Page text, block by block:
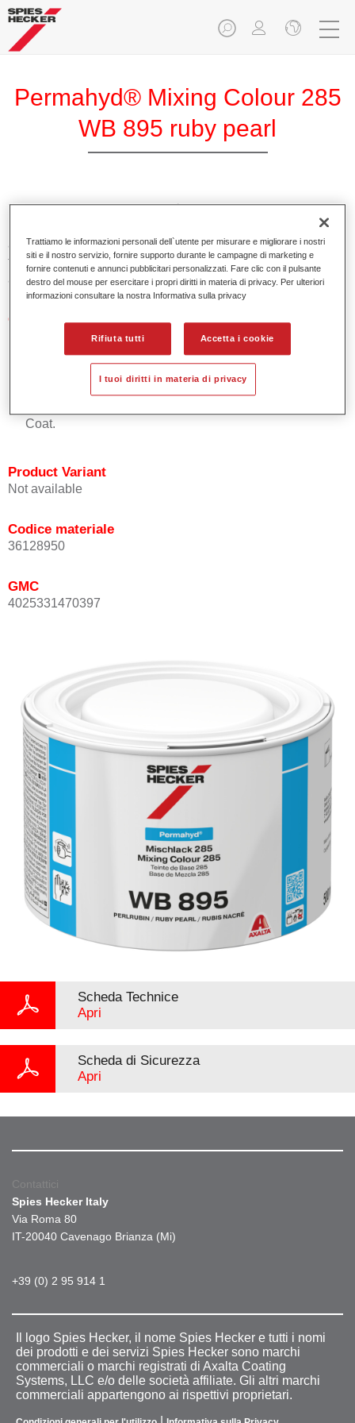
Permahyd® Mixing Colour 285
WB 895 ruby pearl
Permahyd Mixing Colour 285 è adatto per un uso con
Permahyd Pearl Base Coat 285, un sistema di base opaca
all’acqua di alta qualità. È basata su una speciale
tecnologia di dispersione poliuretanica per vernici pastello e
ad effetto.
Caratteristiche del prodotto
Applicazione semplice e veloce in 1,5 mani.
Buona verticalità.
Coat.
Product Variant
Not available
Codice materiale
36128950
GMC
4025331470397
Scheda Technice
Apri
Scheda di Sicurezza
Apri
Contattici
Spies Hecker Italy
Via Roma 80
IT-20040 Cavenago Brianza (Mi)
+39 (0) 2 95 914 1
Il logo Spies Hecker, il nome Spies Hecker e tutti i nomi
dei prodotti e dei servizi Spies Hecker sono marchi
commerciali o marchi registrati di Axalta Coating
Systems, LLC e/o delle società affiliate. Gli altri marchi
commerciali appartengono ai rispettivi proprietari.
Trattiamo le informazioni personali dell`utente per misurare e migliorare i nostri
siti e il nostro servizio, fornire supporto durante le campagne di marketing e
fornire contenuti e annunci pubblicitari personalizzati. Fare clic con il pulsante
destro del mouse per esercitare i propri diritti in materia di privacy. Per ulteriori
informazioni consultare la nostra Informativa sulla privacy
Rifiuta tutti Accetta i cookie
I tuoi diritti in materia di privacy